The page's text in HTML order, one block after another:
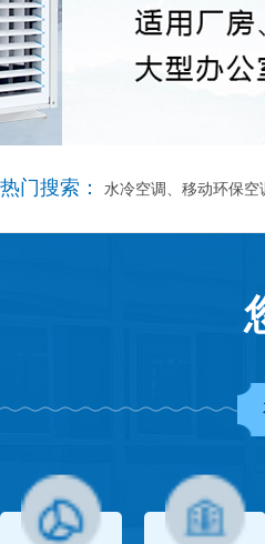
热门搜索： 水冷空调、移动环保